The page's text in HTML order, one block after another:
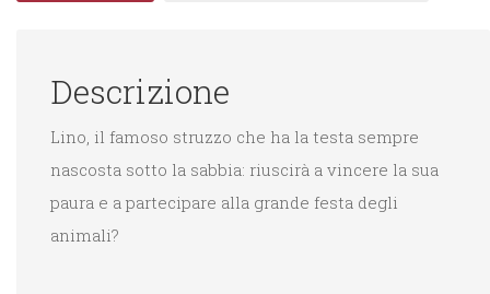
Descrizione
Lino, il famoso struzzo che ha la testa sempre
nascosta sotto la sabbia: riuscirà a vincere la sua
paura e a partecipare alla grande festa degli
animali?